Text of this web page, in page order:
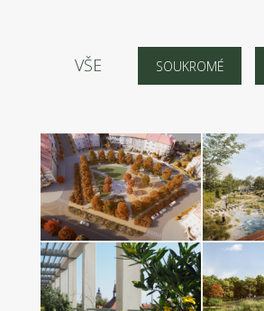
VŠE SOUKROMÉ